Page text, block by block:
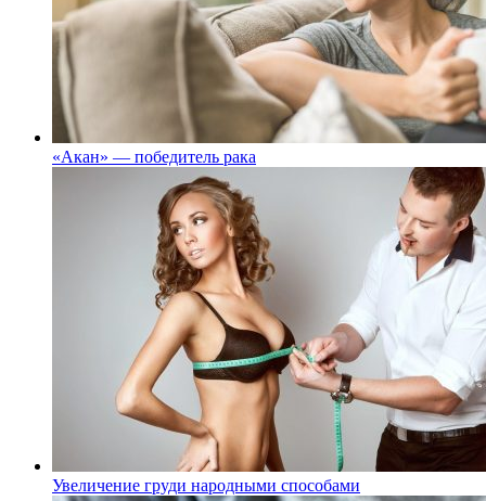
«Акан» — победитель рака
Увеличение груди народными способами